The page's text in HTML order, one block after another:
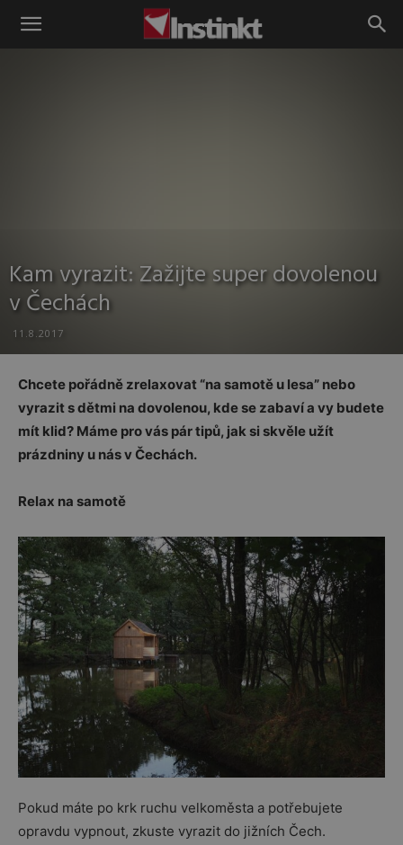
Instinkt
Kam vyrazit: Zažijte super dovolenou
v Čechách
11.8.2017
Chcete pořádně zrelaxovat “na samotě u lesa” nebo
vyrazit s dětmi na dovolenou, kde se zabaví a vy budete
mít klid? Máme pro vás pár tipů, jak si skvěle užít
prázdniny u nás v Čechách.
Relax na samotě
Pokud máte po krk ruchu velkoměsta a potřebujete
opravdu vypnout, zkuste vyrazit do jižních Čech.